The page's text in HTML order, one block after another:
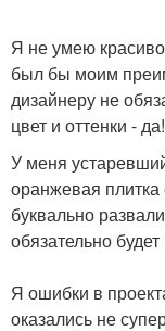
Я не умею красиво
был бы моим
дизайнеру не
цвет и оттенки - да!
У меня
оранжевая плитка
буквально
обязательно
Я ошибки в
оказались не